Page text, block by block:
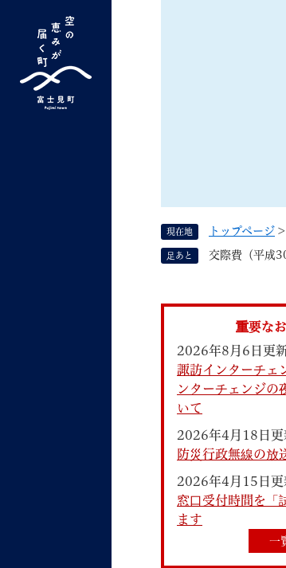
ム
くらしの情報
妊娠・出産 子育
現在地 トップページ >
足あと 交際費（平成
重要な
2026年8月6日更
諏訪インターチェ
ンターチェンジの
いて
2026年4月18日更
防災行政無線の放
2026年4月15日更
窓口受付時間を「
ます
一